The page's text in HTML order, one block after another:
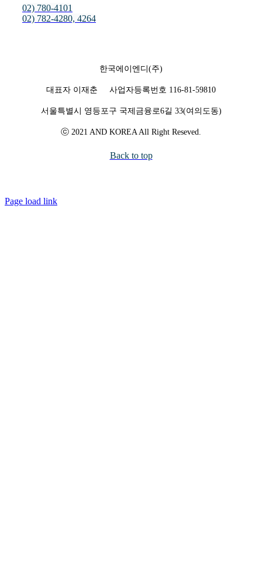
02) 780-4101
02) 782-4280, 4264
한국에이엔디(주)
대표자 이재춘 사업자등록번호 116-81-59810
서울특별시 영등포구 국제금융로6길 33(여의도동)
ⓒ 2021 AND KOREA All Right Reseved.
Back to top
Page load link